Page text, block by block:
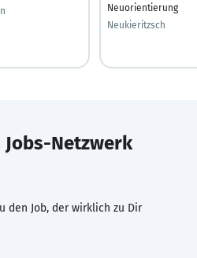
Neuorientierung
Neukieritzsch
Jobs-Netzwerk
den Job, der wirklich zu Dir